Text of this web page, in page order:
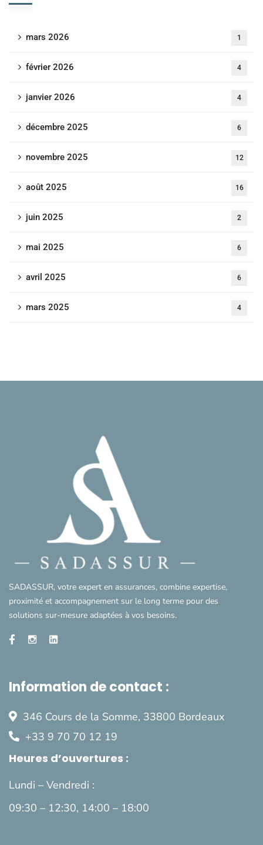
mars 2026 1
février 2026 4
janvier 2026 4
décembre 2025 6
novembre 2025 12
août 2025 16
juin 2025 2
mai 2025 6
avril 2025 6
mars 2025 4
SADASSUR, votre expert en assurances, combine expertise,
proximité et accompagnement sur le long terme pour des
solutions sur-mesure adaptées à vos besoins.
Information de contact :
346 Cours de la Somme, 33800 Bordeaux
+33 9 70 70 12 19
Heures d’ouvertures :
Lundi – Vendredi :
09:30 – 12:30, 14:00 – 18:00